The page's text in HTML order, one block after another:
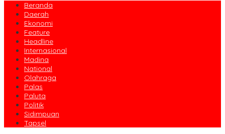
Beranda
Daerah
Ekonomi
Feature
Headline
Internasional
Madina
National
Olahraga
Palas
Paluta
Politik
Sidimpuan
Tapsel